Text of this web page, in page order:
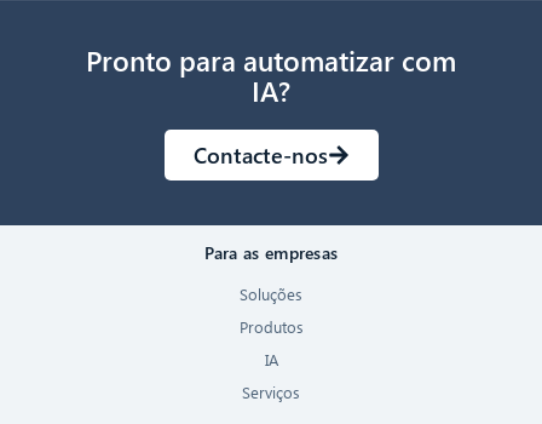
Pronto para automatizar com
IA?
Contacte-nos
Para as empresas
Soluções
Produtos
IA
Serviços